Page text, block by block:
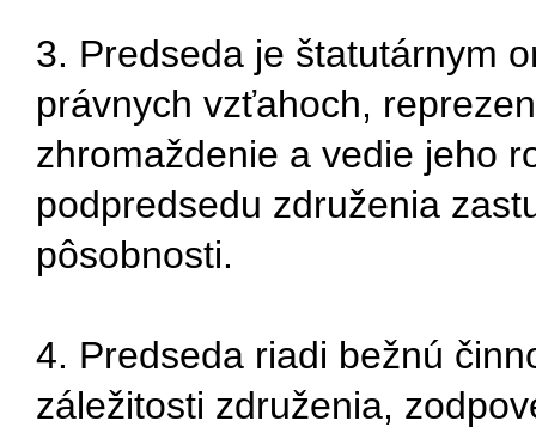
3. Predseda je štatutárnym
právnych vzťahoch,
zhromaždenie a vedie jeho
podpredsedu združenia
pôsobnosti.
4. Predseda riadi bežnú
záležitosti združenia,